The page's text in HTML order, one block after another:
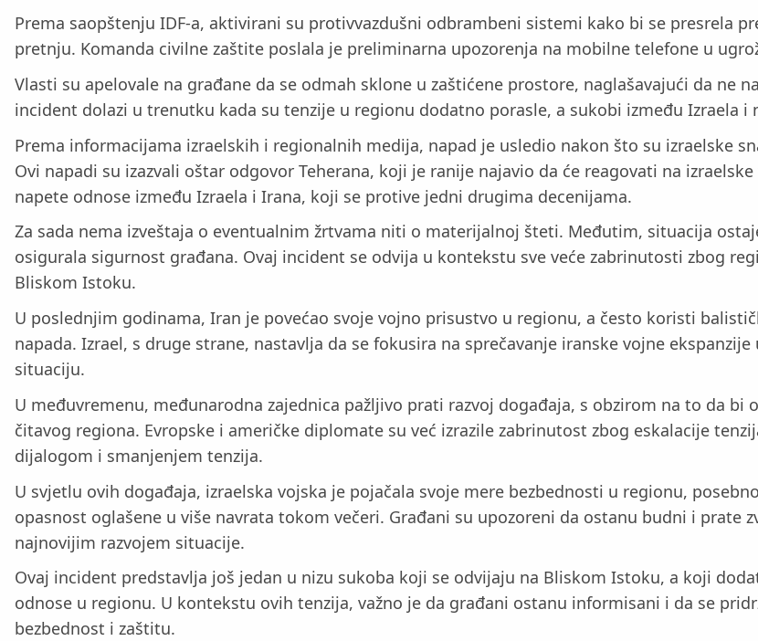
Prema saopštenju IDF-a, aktivirani su protivvazdušni odbrambeni sistemi kako bi se presrela
pretnju. Komanda civilne zaštite poslala je preliminarna upozorenja na mobilne telefone u
Vlasti su apelovale na građane da se odmah sklone u zaštićene prostore, naglašavajući da ne
incident dolazi u trenutku kada su tenzije u regionu dodatno porasle, a sukobi između Izraela
Prema informacijama izraelskih i regionalnih medija, napad je usledio nakon što su izraelske
Ovi napadi su izazvali oštar odgovor Teherana, koji je ranije najavio da će reagovati na
napete odnose između Izraela i Irana, koji se protive jedni drugima decenijama.
Za sada nema izveštaja o eventualnim žrtvama niti o materijalnoj šteti. Međutim, situacija
osigurala sigurnost građana. Ovaj incident se odvija u kontekstu sve veće zabrinutosti zbog
Bliskom Istoku.
U poslednjim godinama, Iran je povećao svoje vojno prisustvo u regionu, a često koristi
napada. Izrael, s druge strane, nastavlja da se fokusira na sprečavanje iranske vojne
situaciju.
U međuvremenu, međunarodna zajednica pažljivo prati razvoj događaja, s obzirom na to da
čitavog regiona. Evropske i američke diplomate su već izrazile zabrinutost zbog eskalacije
dijalogom i smanjenjem tenzija.
U svjetlu ovih događaja, izraelska vojska je pojačala svoje mere bezbednosti u regionu,
opasnost oglašene u više navrata tokom večeri. Građani su upozoreni da ostanu budni i prate
najnovijim razvojem situacije.
Ovaj incident predstavlja još jedan u nizu sukoba koji se odvijaju na Bliskom Istoku, a koji
odnose u regionu. U kontekstu ovih tenzija, važno je da građani ostanu informisani i da se
bezbednost i zaštitu.